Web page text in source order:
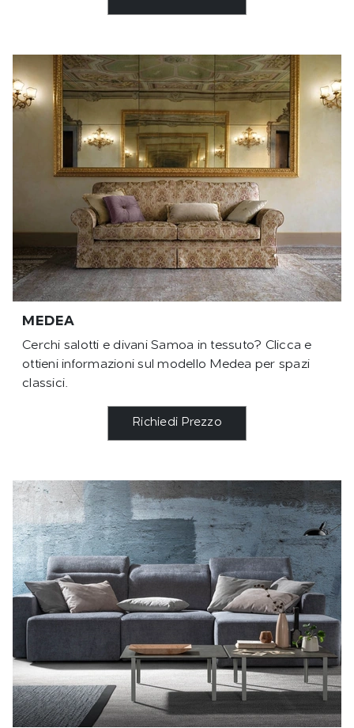
MEDEA
Cerchi salotti e divani Samoa in tessuto? Clicca e
ottieni informazioni sul modello Medea per spazi
classici.
Richiedi Prezzo